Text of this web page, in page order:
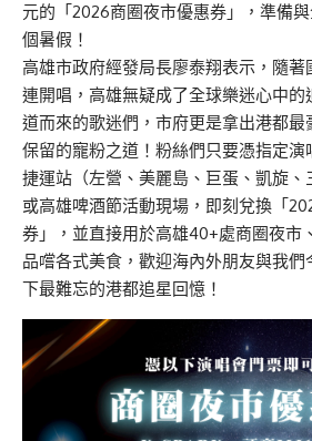
元的「2026商圈夜市優惠券」，準備
個暑假！
高雄市政府經發局長廖泰翔表示，隨
連開唱，高雄無疑成了全球樂迷心中的
道而來的歌迷們，市府更是拿出港都
保留的寵粉之道！粉絲們只要憑指定
捷運站（左營、美麗島、巨蛋、凱旋、
或高雄啤酒節活動現場，即刻兌換「
券」，並直接用於高雄40+處商圈夜市
品嚐各式美食，歡迎海內外朋友與我
下最難忘的港都追星回憶！